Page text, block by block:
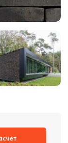
Кирпич ручной
формовки